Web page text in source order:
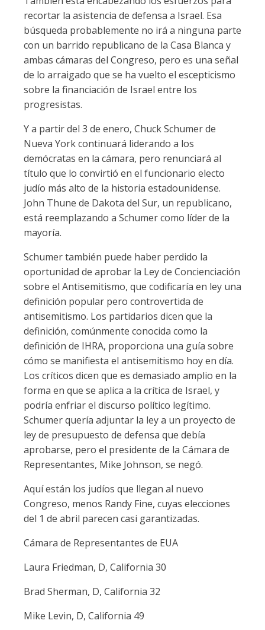
recortar la asistencia de defensa a Israel. Esa
búsqueda probablemente no irá a ninguna parte
con un barrido republicano de la Casa Blanca y
ambas cámaras del Congreso, pero es una señal
de lo arraigado que se ha vuelto el escepticismo
sobre la financiación de Israel entre los
progresistas.
Y a partir del 3 de enero, Chuck Schumer de
Nueva York continuará liderando a los
demócratas en la cámara, pero renunciará al
título que lo convirtió en el funcionario electo
judío más alto de la historia estadounidense.
John Thune de Dakota del Sur, un republicano,
está reemplazando a Schumer como líder de la
mayoría.
Schumer también puede haber perdido la
oportunidad de aprobar la Ley de Concienciación
sobre el Antisemitismo, que codificaría en ley una
definición popular pero controvertida de
antisemitismo. Los partidarios dicen que la
definición, comúnmente conocida como la
definición de IHRA, proporciona una guía sobre
cómo se manifiesta el antisemitismo hoy en día.
Los críticos dicen que es demasiado amplio en la
forma en que se aplica a la crítica de Israel, y
podría enfriar el discurso político legítimo.
Schumer quería adjuntar la ley a un proyecto de
ley de presupuesto de defensa que debía
aprobarse, pero el presidente de la Cámara de
Representantes, Mike Johnson, se negó.
Aquí están los judíos que llegan al nuevo
Congreso, menos Randy Fine, cuyas elecciones
del 1 de abril parecen casi garantizadas.
Cámara de Representantes de EUA
Laura Friedman, D, California 30
Brad Sherman, D, California 32
Mike Levin, D, California 49